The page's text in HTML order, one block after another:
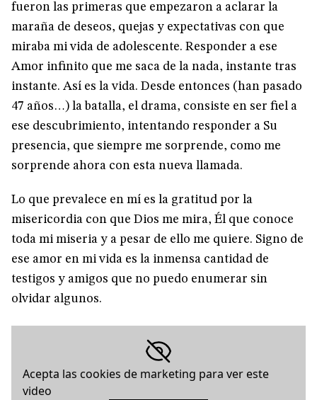
fueron las primeras que empezaron a aclarar la
maraña de deseos, quejas y expectativas con que
miraba mi vida de adolescente. Responder a ese
Amor infinito que me saca de la nada, instante tras
instante. Así es la vida. Desde entonces (han pasado
47 años…) la batalla, el drama, consiste en ser fiel a
ese descubrimiento, intentando responder a Su
presencia, que siempre me sorprende, como me
sorprende ahora con esta nueva llamada.
Lo que prevalece en mí es la gratitud por la
misericordia con que Dios me mira, Él que conoce
toda mi miseria y a pesar de ello me quiere. Signo de
ese amor en mi vida es la inmensa cantidad de
testigos y amigos que no puedo enumerar sin
olvidar algunos.
Acepta las cookies de marketing para ver este
video